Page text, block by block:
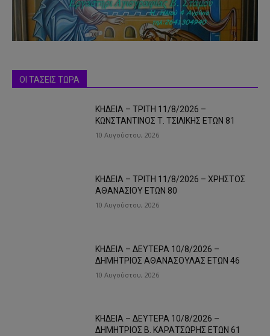
ΟΙ ΤΑΣΕΙΣ ΤΩΡΑ
ΚΗΔΕΙΑ – ΤΡΙΤΗ 11/8/2026 –
ΚΩΝΣΤΑΝΤΙΝΟΣ Τ. ΤΣΙΛΙΚΗΣ ΕΤΩΝ 81
10 Αυγούστου, 2026
ΚΗΔΕΙΑ – ΤΡΙΤΗ 11/8/2026 – ΧΡΗΣΤΟΣ
ΑΘΑΝΑΣΙΟΥ ΕΤΩΝ 80
10 Αυγούστου, 2026
ΚΗΔΕΙΑ – ΔΕΥΤΕΡΑ 10/8/2026 –
ΔΗΜΗΤΡΙΟΣ ΑΘΑΝΑΣΟΥΛΑΣ ΕΤΩΝ 46
10 Αυγούστου, 2026
ΚΗΔΕΙΑ – ΔΕΥΤΕΡΑ 10/8/2026 –
ΔΗΜΗΤΡΙΟΣ Β. ΚΑΡΑΤΣΩΡΗΣ ΕΤΩΝ 61